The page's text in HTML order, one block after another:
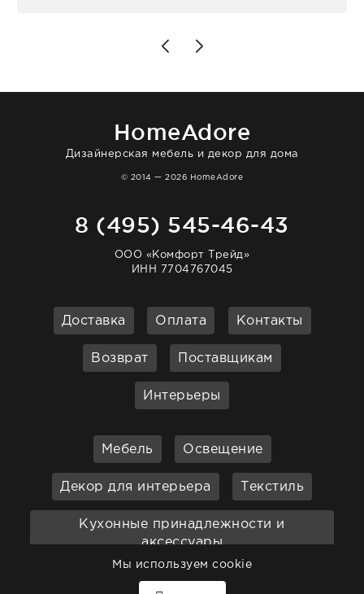
Позже заказывала остальные приборы -
доставили сдэком на следующий день к
отвечает очень быстро. Взаимодействием
HomeAdore
Дизайнерская мебель и декор для дома
© 2014 — 2026 HomeAdore
8 (495) 545-46-43
ООО «Комфорт Трейд»
ИНН 7704767045
Доставка Оплата Контакты
Возврат Поставщикам
Интерьеры
Мебель Освещение
Декор для интерьера Текстиль
Кухонные принадлежности и
аксессуары
Ванная Садовая мебель
Мы используем cookie